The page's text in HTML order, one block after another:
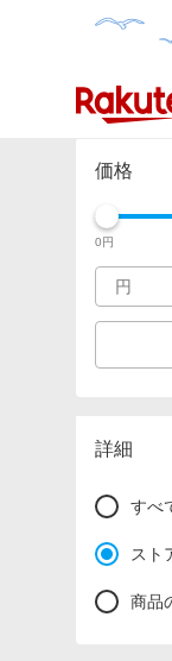
カテゴリ
価格
0円
詳細
すべ
スト
商品